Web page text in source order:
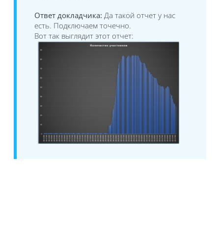
Ответ докладчика: Да такой отчет у нас
есть. Подключаем точечно.
Вот так выглядит этот отчет: